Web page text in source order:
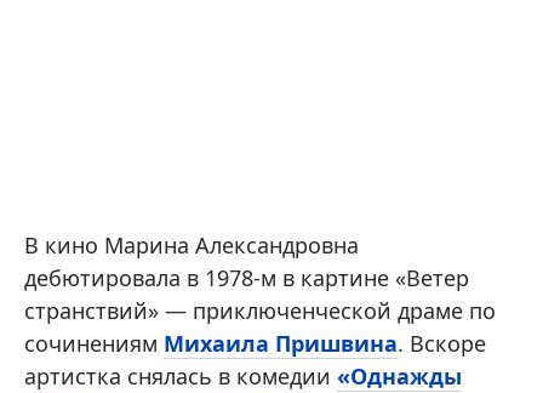
В кино Марина Александровна
дебютировала в 1978-м в картине «Ветер
странствий» — приключенческой драме по
сочинениям Михаила Пришвина. Вскоре
артистка снялась в комедии «Однажды